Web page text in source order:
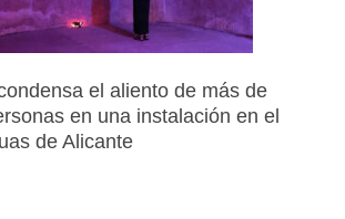
el aliento de más de
en una instalación en el
de Alicante